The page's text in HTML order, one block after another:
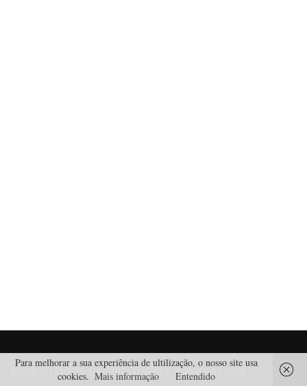
KNOOW.NET © 2015. ALL RIGHTS RESERVED. POWERED BY
Para melhorar a sua experiência de ultilização, o nosso site usa
cookies. Mais informação Entendido